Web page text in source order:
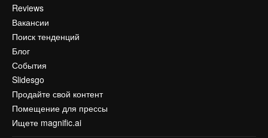
Reviews
Вакансии
Поиск тенденций
Блог
События
Slidesgo
Продайте свой контент
Помещение для прессы
Ищете magnific.ai